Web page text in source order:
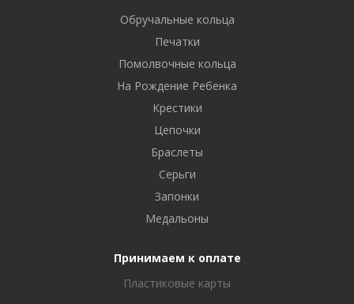
Обручальные кольца
Печатки
Помолвочные кольца
На Рождение Ребенка
Крестики
Цепочки
Браслеты
Серьги
Запонки
Медальоны
Принимаем к оплате
Пластиковые карты